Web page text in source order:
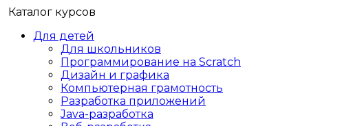
Каталог курсов
Для детей
Для школьников
Программирование на Scratch
Дизайн и графика
Компьютерная грамотность
Разработка приложений
Java-разработка